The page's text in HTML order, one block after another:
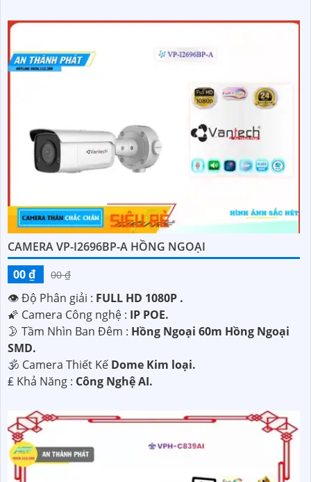
CAMERA VP-I2696BP-A HỒNG NGOẠI
00 ₫
00 ₫
👁 Độ Phân giải : FULL HD 1080P .
🌠 Camera Công nghệ : IP POE.
🌛 Tầm Nhìn Ban Đêm : Hồng Ngoại 60m Hồng Ngoại
SMD.
🕉️ Camera Thiết Kế Dome Kim loại.
️₤ Khả Năng : Công Nghệ AI.